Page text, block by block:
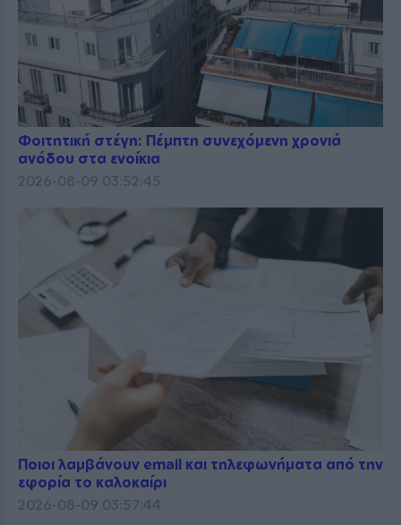
Φοιτητική στέγη: Πέμπτη συνεχόμενη χρονιά
ανόδου στα ενοίκια
2026-08-09 03:52:45
Ποιοι λαμβάνουν email και τηλεφωνήματα από την
εφορία το καλοκαίρι
2026-08-09 03:57:44